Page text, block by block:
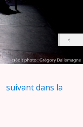
suivant dans la